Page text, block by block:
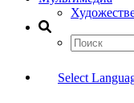
Select